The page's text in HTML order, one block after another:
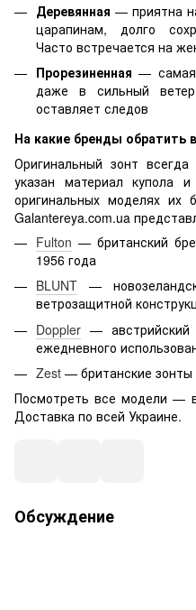
Деревянная — приятна
царапинам, долго
Часто встречается на
Прорезиненная — самая
даже в сильный
оставляет следов
На какие бренды обратить
Оригинальный зонт
указан материал купола
оригинальных моделях их
Galantereya.com.ua
Fulton — британский
1956 года
BLUNT —
ветрозащитной
Doppler —
ежедневного
Zest — британские
Посмотреть все модели —
Доставка по всей Украине.
Обсуждение